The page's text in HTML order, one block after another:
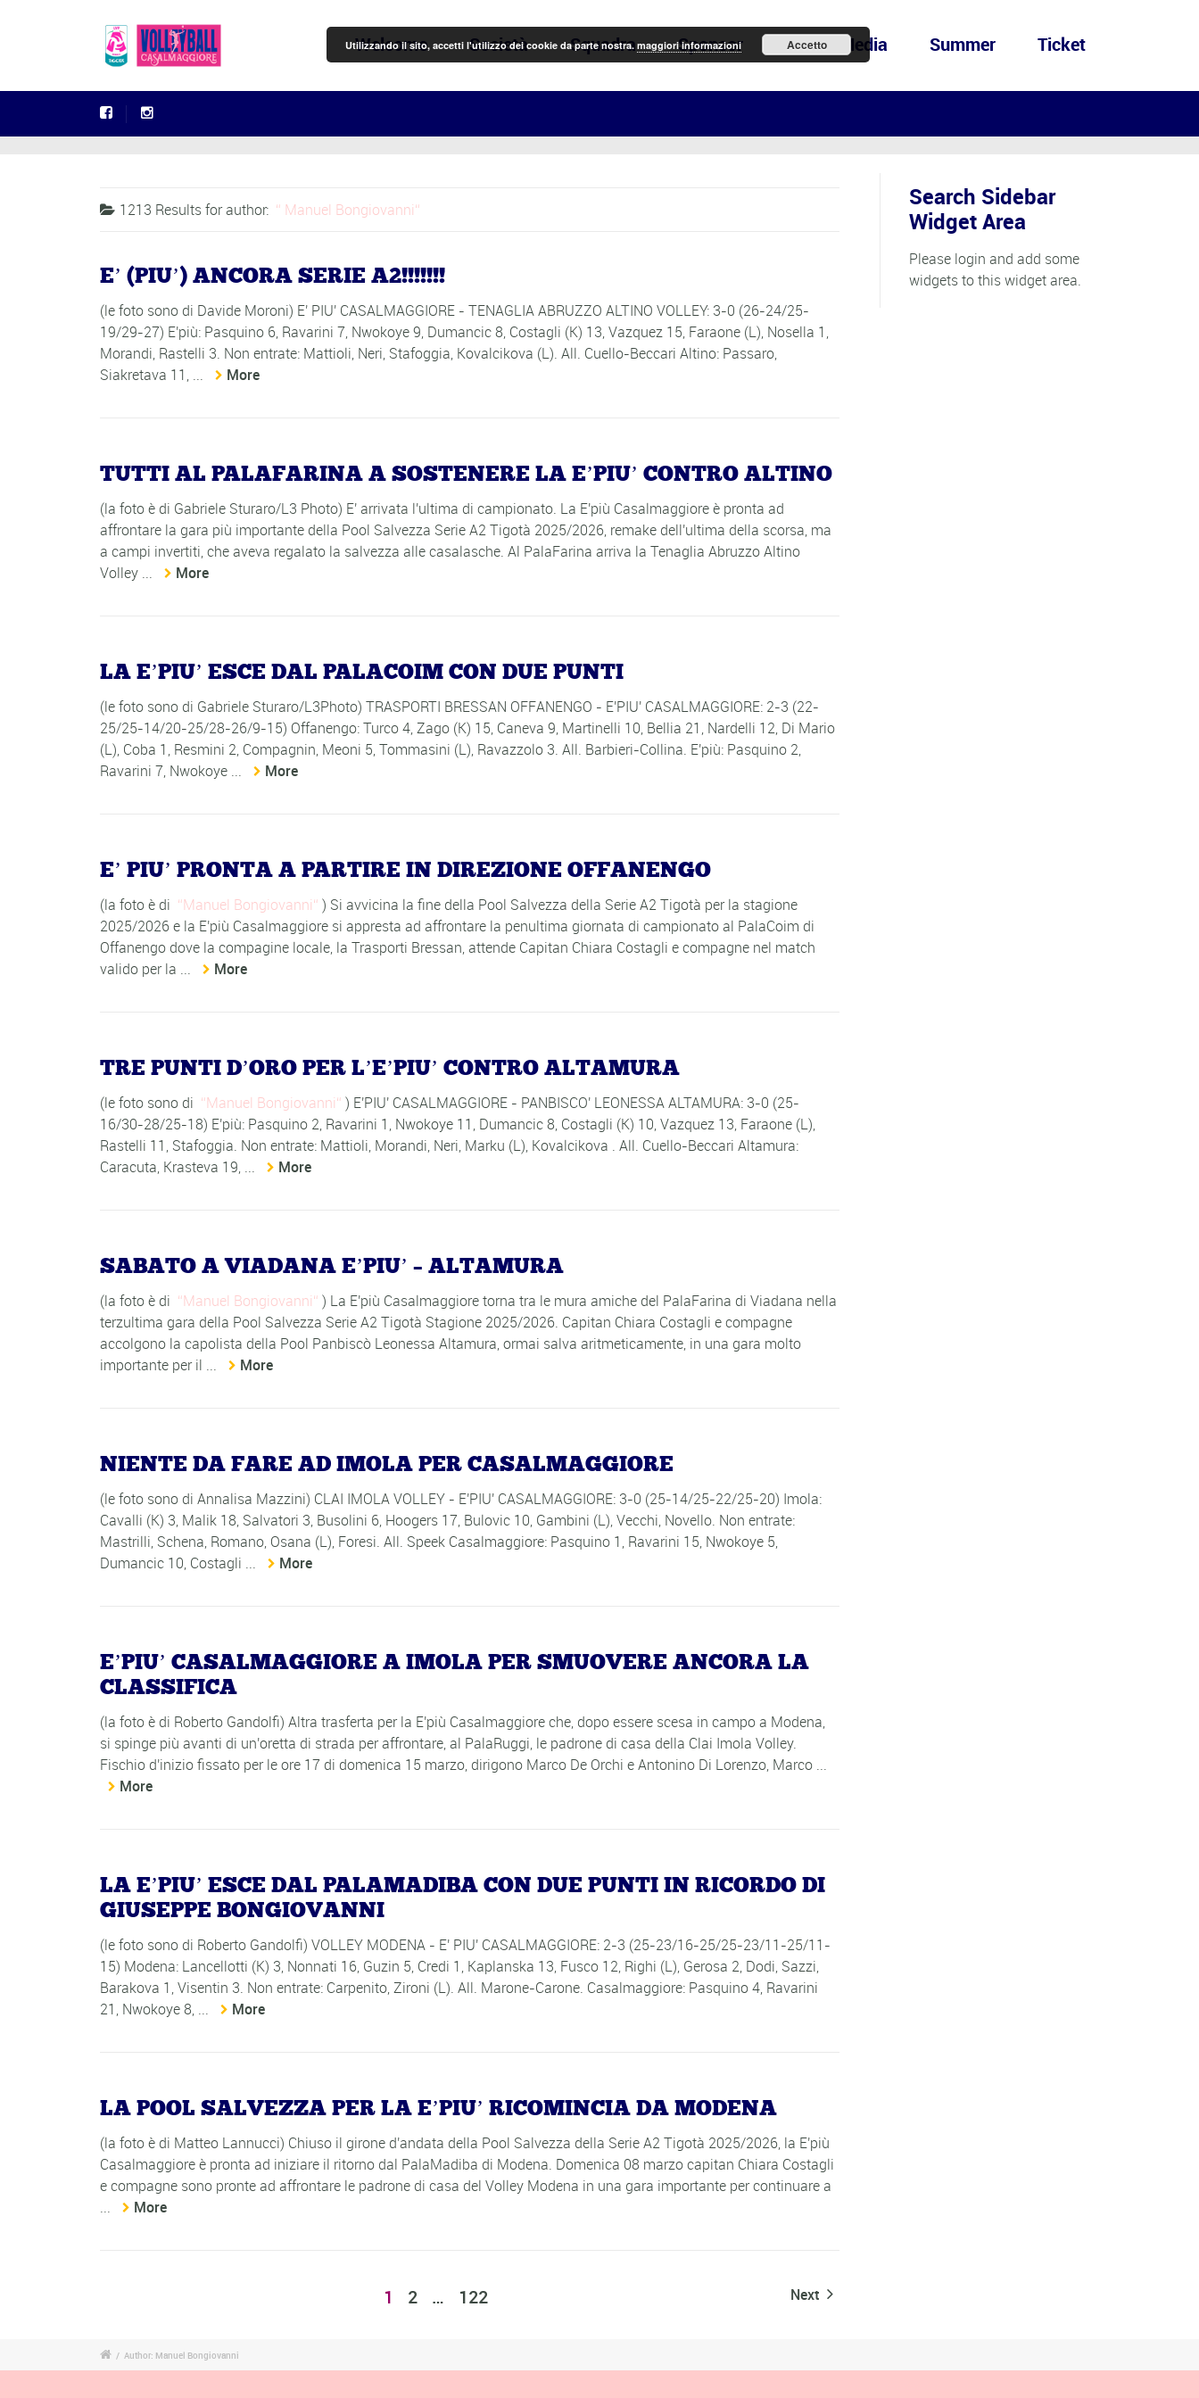
Welcome Società Squadra Sponsor News&Media Summer Ticket
1213 Results forauthor: Manuel Bongiovanni
E’ (PIU’) ANCORA SERIE A2!!!!!!!
(le foto sono di Davide Moroni) E' PIU' CASALMAGGIORE - TENAGLIA ABRUZZO ALTINO VOLLEY: 3-0 (26-24/25-
19/29-27) E'più: Pasquino 6, Ravarini 7, Nwokoye 9, Dumancic 8, Costagli (K) 13, Vazquez 15, Faraone (L), Nosella 1,
Morandi, Rastelli 3. Non entrate: Mattioli, Neri, Stafoggia, Kovalcikova (L). All. Cuello-Beccari Altino: Passaro,
Siakretava 11, ...
More
TUTTI AL PALAFARINA A SOSTENERE LA E’PIU’ CONTRO ALTINO
(la foto è di Gabriele Sturaro/L3 Photo) E' arrivata l'ultima di campionato. La E'più Casalmaggiore è pronta ad
affrontare la gara più importante della Pool Salvezza Serie A2 Tigotà 2025/2026, remake dell'ultima della scorsa, ma
a campi invertiti, che aveva regalato la salvezza alle casalasche. Al PalaFarina arriva la Tenaglia Abruzzo Altino
Volley ...
More
LA E’PIU’ ESCE DAL PALACOIM CON DUE PUNTI
(le foto sono di Gabriele Sturaro/L3Photo) TRASPORTI BRESSAN OFFANENGO - E'PIU' CASALMAGGIORE: 2-3 (22-
25/25-14/20-25/28-26/9-15) Offanengo: Turco 4, Zago (K) 15, Caneva 9, Martinelli 10, Bellia 21, Nardelli 12, Di Mario
(L), Coba 1, Resmini 2, Compagnin, Meoni 5, Tommasini (L), Ravazzolo 3. All. Barbieri-Collina. E'più: Pasquino 2,
Ravarini 7, Nwokoye ...
More
E’ PIU’ PRONTA A PARTIRE IN DIREZIONE OFFANENGO
(la foto è di Manuel Bongiovanni ) Si avvicina la fine della Pool Salvezza della Serie A2 Tigotà per la stagione
2025/2026 e la E'più Casalmaggiore si appresta ad affrontare la penultima giornata di campionato al PalaCoim di
Offanengo dove la compagine locale, la Trasporti Bressan, attende Capitan Chiara Costagli e compagne nel match
valido per la ...
More
TRE PUNTI D’ORO PER L’E’PIU’ CONTRO ALTAMURA
(le foto sono di Manuel Bongiovanni ) E'PIU' CASALMAGGIORE - PANBISCO' LEONESSA ALTAMURA: 3-0 (25-
16/30-28/25-18) E'più: Pasquino 2, Ravarini 1, Nwokoye 11, Dumancic 8, Costagli (K) 10, Vazquez 13, Faraone (L),
Rastelli 11, Stafoggia. Non entrate: Mattioli, Morandi, Neri, Marku (L), Kovalcikova . All. Cuello-Beccari Altamura:
Caracuta, Krasteva 19, ...
More
SABATO A VIADANA E’PIU’ – ALTAMURA
(la foto è di Manuel Bongiovanni ) La E'più Casalmaggiore torna tra le mura amiche del PalaFarina di Viadana nella
terzultima gara della Pool Salvezza Serie A2 Tigotà Stagione 2025/2026. Capitan Chiara Costagli e compagne
accolgono la capolista della Pool Panbiscò Leonessa Altamura, ormai salva aritmeticamente, in una gara molto
importante per il ...
More
NIENTE DA FARE AD IMOLA PER CASALMAGGIORE
(le foto sono di Annalisa Mazzini) CLAI IMOLA VOLLEY - E'PIU' CASALMAGGIORE: 3-0 (25-14/25-22/25-20) Imola:
Cavalli (K) 3, Malik 18, Salvatori 3, Busolini 6, Hoogers 17, Bulovic 10, Gambini (L), Vecchi, Novello. Non entrate:
Mastrilli, Schena, Romano, Osana (L), Foresi. All. Speek Casalmaggiore: Pasquino 1, Ravarini 15, Nwokoye 5,
Dumancic 10, Costagli ...
More
E’PIU’ CASALMAGGIORE A IMOLA PER SMUOVERE ANCORA LA
CLASSIFICA
(la foto è di Roberto Gandolfi) Altra trasferta per la E'più Casalmaggiore che, dopo essere scesa in campo a Modena,
si spinge più avanti di un'oretta di strada per affrontare, al PalaRuggi, le padrone di casa della Clai Imola Volley.
Fischio d'inizio fissato per le ore 17 di domenica 15 marzo, dirigono Marco De Orchi e Antonino Di Lorenzo, Marco ...
More
LA E’PIU’ ESCE DAL PALAMADIBA CON DUE PUNTI IN RICORDO DI
GIUSEPPE BONGIOVANNI
(le foto sono di Roberto Gandolfi) VOLLEY MODENA - E' PIU' CASALMAGGIORE: 2-3 (25-23/16-25/25-23/11-25/11-
15) Modena: Lancellotti (K) 3, Nonnati 16, Guzin 5, Credi 1, Kaplanska 13, Fusco 12, Righi (L), Gerosa 2, Dodi, Sazzi,
Barakova 1, Visentin 3. Non entrate: Carpenito, Zironi (L). All. Marone-Carone. Casalmaggiore: Pasquino 4, Ravarini
21, Nwokoye 8, ...
More
LA POOL SALVEZZA PER LA E’PIU’ RICOMINCIA DA MODENA
(la foto è di Matteo Lannucci) Chiuso il girone d'andata della Pool Salvezza della Serie A2 Tigotà 2025/2026, la E'più
Casalmaggiore è pronta ad iniziare il ritorno dal PalaMadiba di Modena. Domenica 08 marzo capitan Chiara Costagli
e compagne sono pronte ad affrontare le padrone di casa del Volley Modena in una gara importante per continuare a
...
More
1 2 … 122 Next
Search Sidebar
Widget Area
Please login and add some
widgets to this widget area.
/ Author: Manuel Bongiovanni
Utilizzando il sito, accetti l'utilizzo dei cookie da parte nostra.maggiori informazioni Accetto